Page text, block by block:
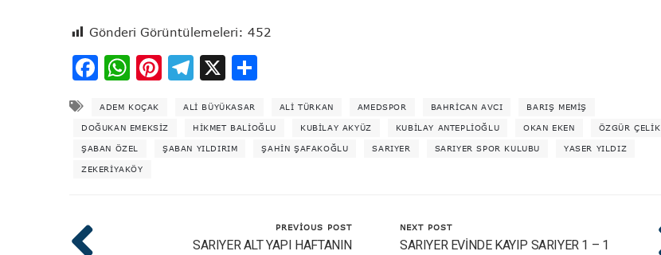
Gönderi Görüntülemeleri: 452
Facebook
WhatsApp
Pinterest
Telegram
X
ADEM KOÇAK ALI BÜYÜKASAR ALI TÜRKAN AMEDSPOR BAHRICAN AVCI BARIŞ MEMIŞ
DOĞUKAN EMEKSIZ HIKMET BALIOĞLU KUBILAY AKYÜZ KUBILAY ANTEPLIOĞLU OKAN EKEN ÖZGÜR ÇELIK
ŞABAN ÖZEL ŞABAN YILDIRIM ŞAHIN ŞAFAKOĞLU SARIYER SARIYER SPOR KULUBU YASER YILDIZ
ZEKERIYAKÖY
PREVIOUS POST
SARIYER ALT YAPI HAFTANIN
NEXT POST
SARIYER EVİNDE KAYIP SARIYER 1 – 1